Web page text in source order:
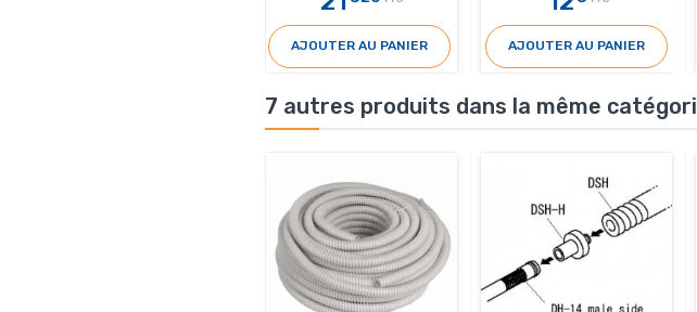
AJOUTER AU PANIER AJOUTER AU PANIER
7 autres produits dans la même